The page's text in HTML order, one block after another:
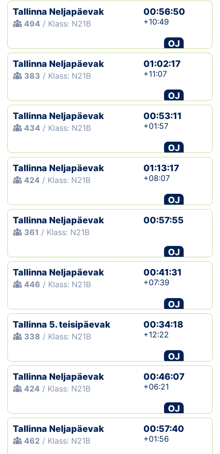
Tallinna Neljapäevak
494 / Klass: N21B
00:56:50
+10:49
OJ
Tallinna Neljapäevak
383 / Klass: N21B
01:02:17
+11:07
OJ
Tallinna Neljapäevak
434 / Klass: N21B
00:53:11
+01:57
OJ
Tallinna Neljapäevak
424 / Klass: N21B
01:13:17
+08:07
OJ
Tallinna Neljapäevak
361 / Klass: N21B
00:57:55
OJ
Tallinna Neljapäevak
446 / Klass: N21B
00:41:31
+07:39
OJ
Tallinna 5. teisipäevak
338 / Klass: N21B
00:34:18
+12:22
OJ
Tallinna Neljapäevak
424 / Klass: N21B
00:46:07
+06:21
OJ
Tallinna Neljapäevak
462 / Klass: N21B
00:57:40
+01:56